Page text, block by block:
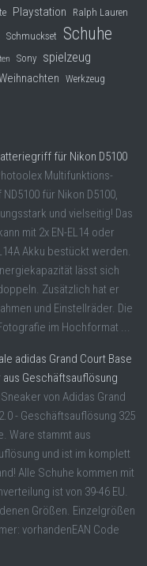
Playstation Ralph Lauren
Schmuckset Schuhe
Sony spielzeug
Werkzeug
für Nikon D5100
Multifunktions-
für Nikon D5100,
und vielseitig! Das
mit 2x EN-EL14 oder
Akku bestückt werden.
lässt sich
Zusätzlich hat er
und Einstellräder. Die
im Hochformat ...
adidas Grand Court Base
aus Geschäftsauflösung
von Adidas Grand
- Geschäftsauflösung 325
Ware stammt aus
und ist im komplett
Alle Schuhe kommen mit
ist von 39-46 EU.
Größen. Einzelgrößen
vorhandenEAN Code